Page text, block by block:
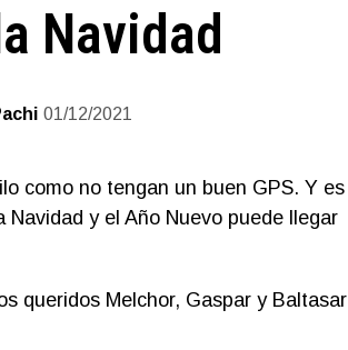
Navidad
01/12/2021
como no tengan un buen GPS. Y es
y el Año Nuevo puede llegar
queridos Melchor, Gaspar y Baltasar